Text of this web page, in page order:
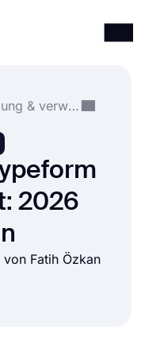
Formularerstellung & verwaltung
2026
von Fatih Özkan